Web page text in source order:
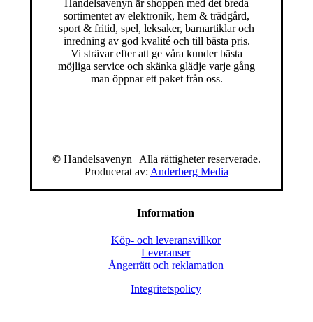
Handelsavenyn är shoppen med det breda
sortimentet av elektronik, hem & trädgård,
sport & fritid, spel, leksaker, barnartiklar och
inredning av god kvalité och till bästa pris.
Vi strävar efter att ge våra kunder bästa
möjliga service och skänka glädje varje gång
man öppnar ett paket från oss.
© Handelsavenyn | Alla rättigheter reserverade.
Producerat av: Anderberg Media
Information
Köp- och leveransvillkor
Leveranser
Ångerrätt och reklamation
Integritetspolicy